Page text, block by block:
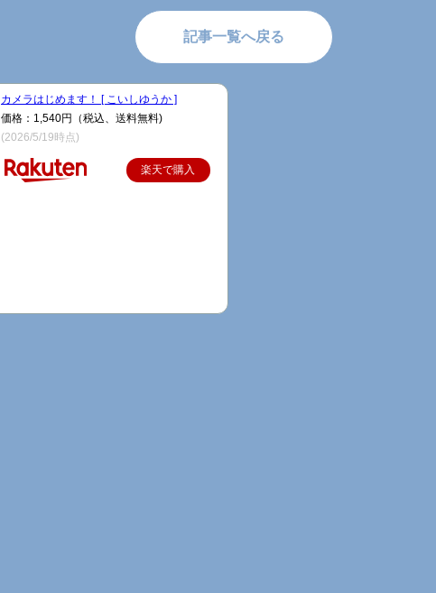
記事一覧へ戻る
カメラはじめます！ [ こいしゆうか ]
価格：1,540円（税込、送料無料)
(2026/5/19時点)
楽天で購入